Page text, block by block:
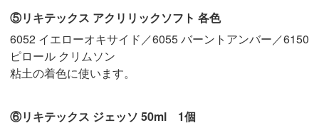
⑤リキテックス アクリリックソフト 各色
6052 イエローオキサイド／6055 バーントアンバー／6150
ピロール クリムソン
粘土の着色に使います。
⑥リキテックス ジェッソ 50ml 1個